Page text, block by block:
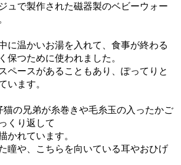
で製作された磁器製のベビーウォー
に温かいお湯を入れて、食事が終わる
保つために使われました。
ペースがあることもあり、ぽってりと
います。
猫の兄弟が糸巻きや毛糸玉の入ったかご
くり返して
かれています。
瞳や、こちらを向いている耳やおひげ